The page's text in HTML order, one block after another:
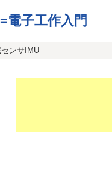
子工作入門
ンサIMU